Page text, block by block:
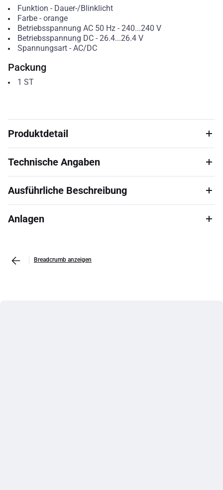
Funktion - Dauer-/Blinklicht
Farbe- orange
Betriebsspannung AC 50 Hz- 240...240 V
Betriebsspannung DC- 26.4...26.4 V
Spannungsart- AC/DC
Packung
1 ST
Produktdetail
Technische Angaben
Ausführliche Beschreibung
Anlagen
Breadcrumb anzeigen